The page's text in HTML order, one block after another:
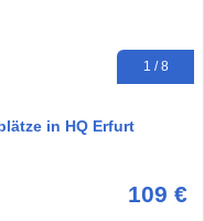
1 / 8
in HQ Erfurt
109 €